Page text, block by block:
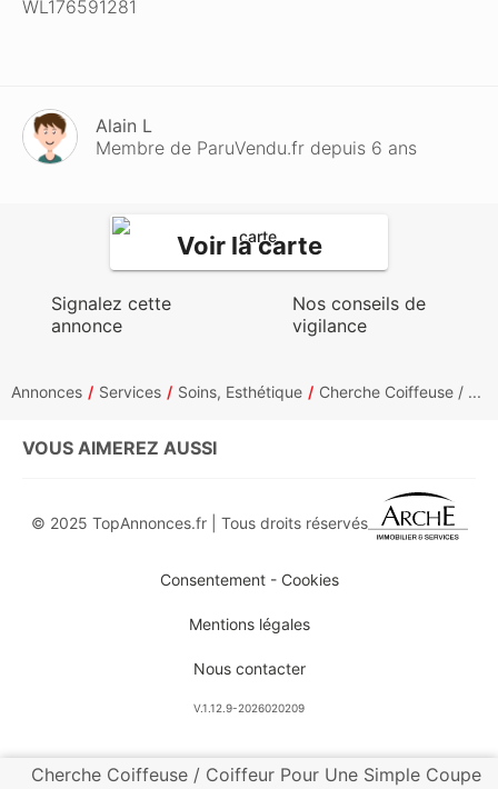
WL176591281
Alain L
Membre de ParuVendu.fr depuis 6 ans
Voir la carte
Signalez cette
annonce
Nos conseils de
vigilance
Cherche Coiffeuse / Coiffeur Pour Une Simple Coupe
Annonces Services Soins, Esthétique Cherche Coiffeuse / ...
VOUS AIMEREZ AUSSI
© 2025 TopAnnonces.fr | Tous droits réservés
Consentement - Cookies
Mentions légales
Nous contacter
V.1.12.9-2026020209